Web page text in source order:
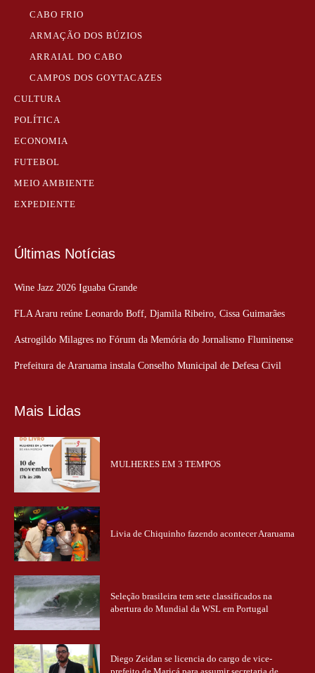
CABO FRIO
ARMAÇÃO DOS BÚZIOS
ARRAIAL DO CABO
CAMPOS DOS GOYTACAZES
CULTURA
POLÍTICA
ECONOMIA
FUTEBOL
MEIO AMBIENTE
EXPEDIENTE
Últimas Notícias
Wine Jazz 2026 Iguaba Grande
FLA Araru reúne Leonardo Boff, Djamila Ribeiro, Cissa Guimarães
Astrogildo Milagres no Fórum da Memória do Jornalismo Fluminense
Prefeitura de Araruama instala Conselho Municipal de Defesa Civil
Mais Lidas
MULHERES EM 3 TEMPOS
Livia de Chiquinho fazendo acontecer Araruama
Seleção brasileira tem sete classificados na
abertura do Mundial da WSL em Portugal
Diego Zeidan se licencia do cargo de vice-